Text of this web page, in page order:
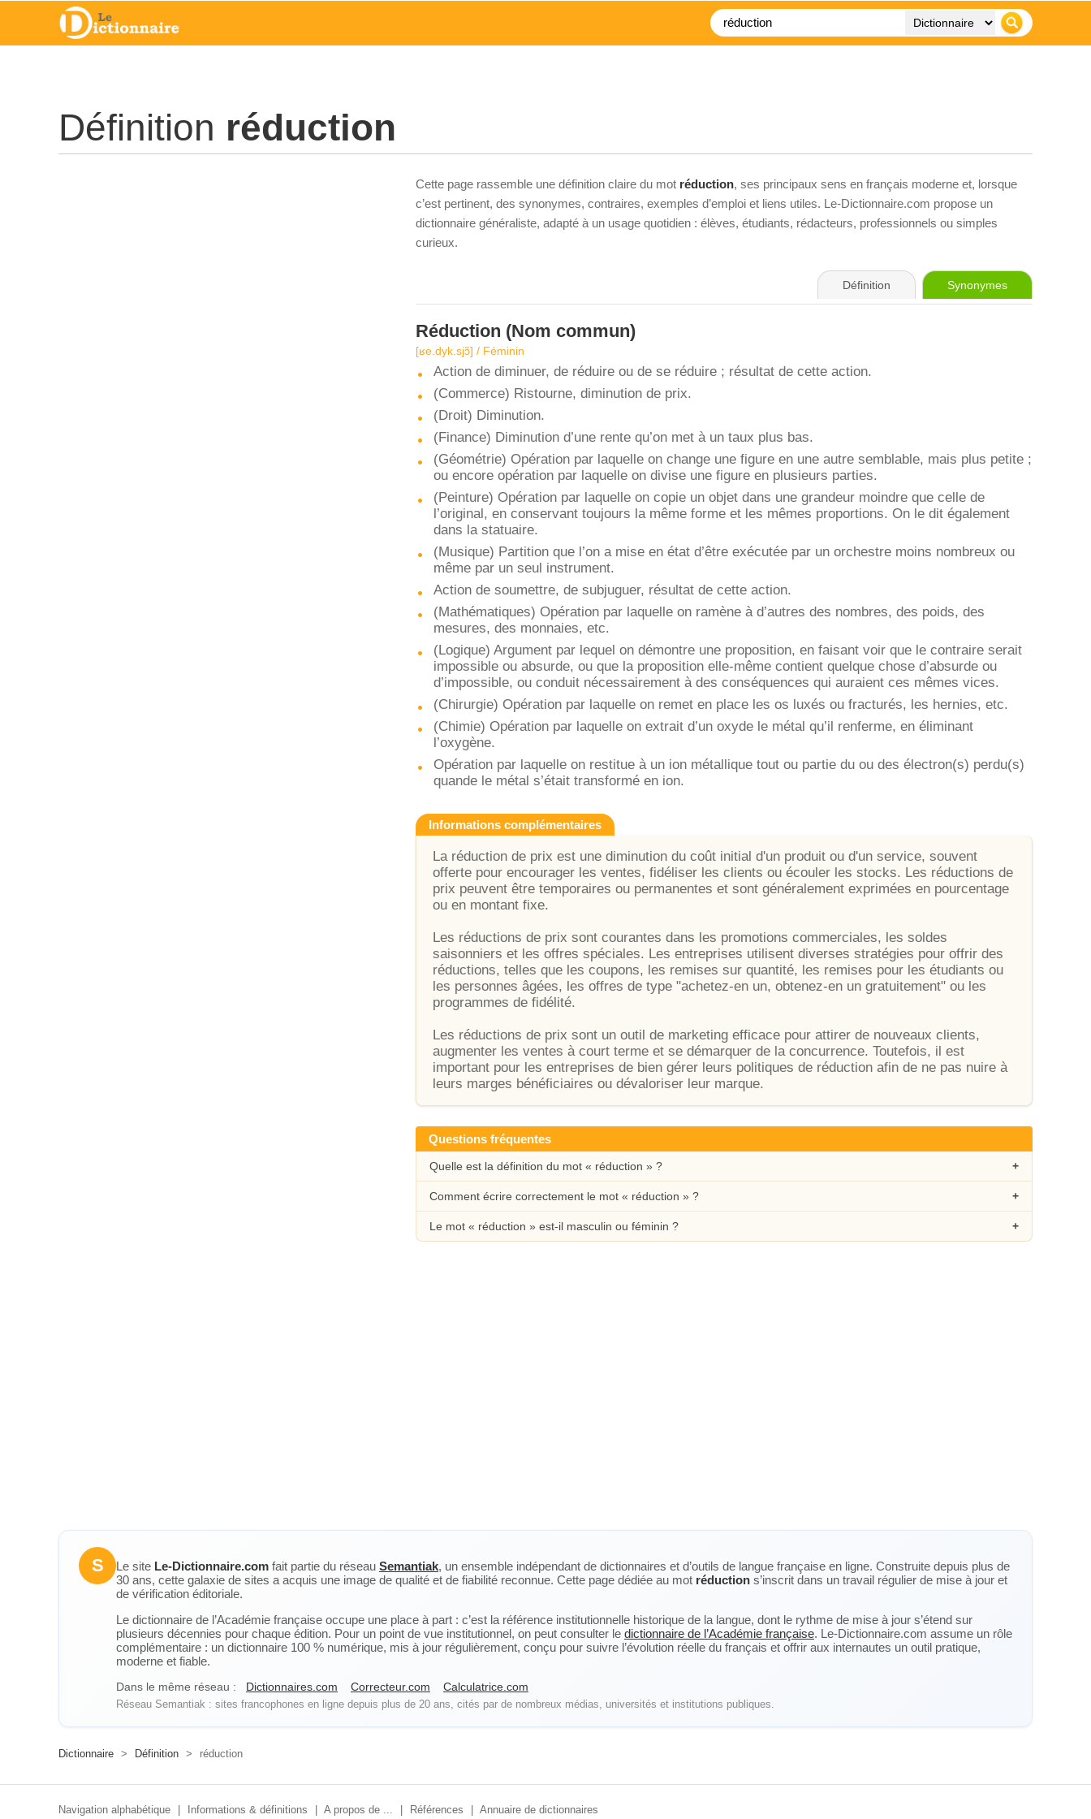
Définition réduction
Cette page rassemble une définition claire du mot réduction, ses principaux sens en français moderne et, lorsque
c’est pertinent, des synonymes, contraires, exemples d’emploi et liens utiles. Le-Dictionnaire.com propose un
dictionnaire généraliste, adapté à un usage quotidien : élèves, étudiants, rédacteurs, professionnels ou simples
curieux.
Définition Synonymes
Réduction (Nom commun)
[ʁe.dyk.sjɔ̃] / Féminin
Action de diminuer, de réduire ou de se réduire ; résultat de cette action.
(Commerce) Ristourne, diminution de prix.
(Droit) Diminution.
(Finance) Diminution d’une rente qu’on met à un taux plus bas.
(Géométrie) Opération par laquelle on change une figure en une autre semblable, mais plus petite ;
ou encore opération par laquelle on divise une figure en plusieurs parties.
(Peinture) Opération par laquelle on copie un objet dans une grandeur moindre que celle de
l’original, en conservant toujours la même forme et les mêmes proportions. On le dit également
dans la statuaire.
(Musique) Partition que l’on a mise en état d’être exécutée par un orchestre moins nombreux ou
même par un seul instrument.
Action de soumettre, de subjuguer, résultat de cette action.
(Mathématiques) Opération par laquelle on ramène à d’autres des nombres, des poids, des
mesures, des monnaies, etc.
(Logique) Argument par lequel on démontre une proposition, en faisant voir que le contraire serait
impossible ou absurde, ou que la proposition elle-même contient quelque chose d’absurde ou
d’impossible, ou conduit nécessairement à des conséquences qui auraient ces mêmes vices.
(Chirurgie) Opération par laquelle on remet en place les os luxés ou fracturés, les hernies, etc.
(Chimie) Opération par laquelle on extrait d’un oxyde le métal qu’il renferme, en éliminant
l’oxygène.
Opération par laquelle on restitue à un ion métallique tout ou partie du ou des électron(s) perdu(s)
quande le métal s’était transformé en ion.
Informations complémentaires
La réduction de prix est une diminution du coût initial d'un produit ou d'un service, souvent
offerte pour encourager les ventes, fidéliser les clients ou écouler les stocks. Les réductions de
prix peuvent être temporaires ou permanentes et sont généralement exprimées en pourcentage
ou en montant fixe.
Les réductions de prix sont courantes dans les promotions commerciales, les soldes
saisonniers et les offres spéciales. Les entreprises utilisent diverses stratégies pour offrir des
réductions, telles que les coupons, les remises sur quantité, les remises pour les étudiants ou
les personnes âgées, les offres de type "achetez-en un, obtenez-en un gratuitement" ou les
programmes de fidélité.
Les réductions de prix sont un outil de marketing efficace pour attirer de nouveaux clients,
augmenter les ventes à court terme et se démarquer de la concurrence. Toutefois, il est
important pour les entreprises de bien gérer leurs politiques de réduction afin de ne pas nuire à
leurs marges bénéficiaires ou dévaloriser leur marque.
Questions fréquentes
Quelle est la définition du mot « réduction » ?
Comment écrire correctement le mot « réduction » ?
Le mot « réduction » est-il masculin ou féminin ?
S Le site Le-Dictionnaire.com fait partie du réseau Semantiak, un ensemble indépendant de dictionnaires et d’outils de langue française en ligne. Construite depuis plus de
30 ans, cette galaxie de sites a acquis une image de qualité et de fiabilité reconnue. Cette page dédiée au mot réduction s’inscrit dans un travail régulier de mise à jour et
de vérification éditoriale.
Le dictionnaire de l’Académie française occupe une place à part : c’est la référence institutionnelle historique de la langue, dont le rythme de mise à jour s’étend sur
plusieurs décennies pour chaque édition. Pour un point de vue institutionnel, on peut consulter le dictionnaire de l’Académie française. Le-Dictionnaire.com assume un rôle
complémentaire : un dictionnaire 100 % numérique, mis à jour régulièrement, conçu pour suivre l’évolution réelle du français et offrir aux internautes un outil pratique,
moderne et fiable.
Dans le même réseau : Dictionnaires.com Correcteur.com Calculatrice.com
Réseau Semantiak : sites francophones en ligne depuis plus de 20 ans, cités par de nombreux médias, universités et institutions publiques.
Dictionnaire > Définition > réduction
Navigation alphabétique Informations & définitions A propos de ... Références Annuaire de dictionnaires